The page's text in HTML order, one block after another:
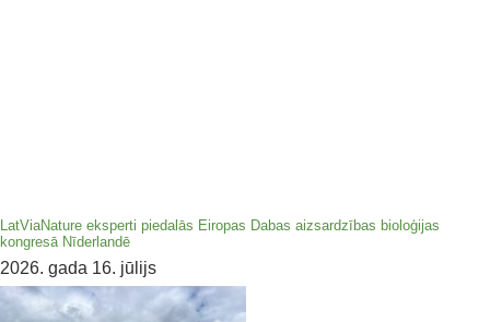
LatViaNature eksperti piedalās Eiropas Dabas aizsardzības bioloģijas
kongresā Nīderlandē
2026. gada 16. jūlijs